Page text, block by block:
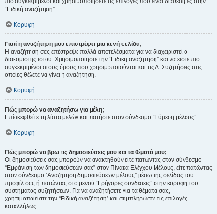
πιο συγκεκριμένοι και χρησιμοποιήσετε τις επιλογές που είναι διαθέσιμες στην
“Ειδική αναζήτηση”.
Κορυφή
Γιατί η αναζήτηση μου επιστρέφει μια κενή σελίδα;
Η αναζήτησή σας επέστρεψε πολλά αποτελέσματα για να διαχειριστεί ο
διακομιστής ιστού. Χρησιμοποιήστε την “Ειδική αναζήτηση” και να είστε πιο
συγκεκριμένοι στους όρους που χρησιμοποιούνται και τις Δ. Συζητήσεις στις
οποίες θέλετε να γίνει η αναζήτηση.
Κορυφή
Πώς μπορώ να αναζητήσω για μέλη;
Επίσκεφθείτε τη λίστα μελών και πατήστε στον σύνδεσμο “Εύρεση μέλους”.
Κορυφή
Πώς μπορώ να βρω τις δημοσιεύσεις μου και τα θέματά μου;
Οι δημοσιεύσεις σας μπορούν να ανακτηθούν είτε πατώντας στον σύνδεσμο
“Εμφάνιση των δημοσιεύσεών σας” στον Πίνακα Ελέγχου Μέλους, είτε πατώντας
στον σύνδεσμο “Αναζήτηση δημοσιεύσεων μέλους” μέσω της σελίδας του
προφίλ σας ή πατώντας στο μενού “Γρήγορες συνδέσεις” στην κορυφή του
συστήματος συζητήσεων. Για να αναζητήσετε για τα θέματα σας,
χρησιμοποιείστε την “Ειδική αναζήτηση” και συμπληρώστε τις επιλογές
καταλλήλως.